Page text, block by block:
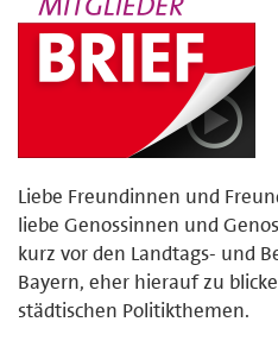
Liebe Freundinnen und
liebe Genossinnen und
kurz vor den Landtags- und
Bayern, eher hierauf zu
städtischen Politikthemen.